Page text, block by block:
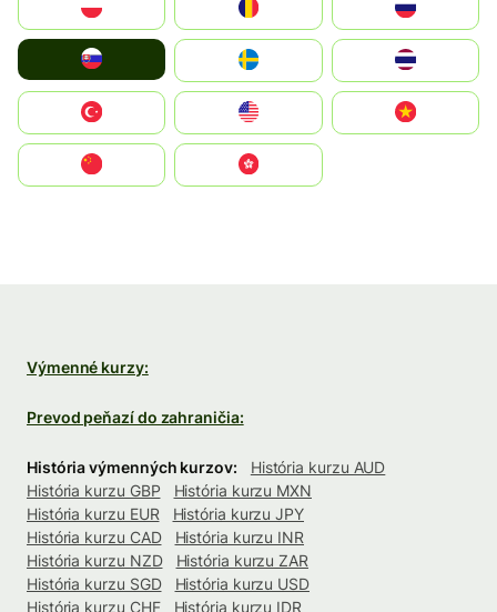
United States
中國香港特別行政區
Výmenné kurzy:
Prevod peňazí do zahraničia:
História výmenných kurzov:
História kurzu AUD
História kurzu GBP
História kurzu MXN
História kurzu EUR
História kurzu JPY
História kurzu CAD
História kurzu INR
História kurzu NZD
História kurzu ZAR
História kurzu SGD
História kurzu USD
História kurzu CHF
História kurzu IDR